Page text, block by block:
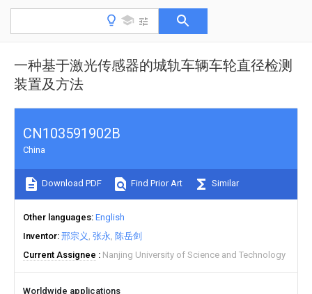
一种基于激光传感器的城轨车辆车轮直径检测
装置及方法
CN103591902B
China
Download PDF Find Prior Art Similar
Other languages English
Inventor 邢宗义 张永 陈岳剑
Current Assignee
Nanjing University of Science and Technology
Worldwide applications